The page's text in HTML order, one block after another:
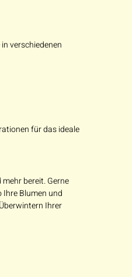
verschiedenen
für das ideale
bereit. Gerne
Ihre Blumen und
Ihrer